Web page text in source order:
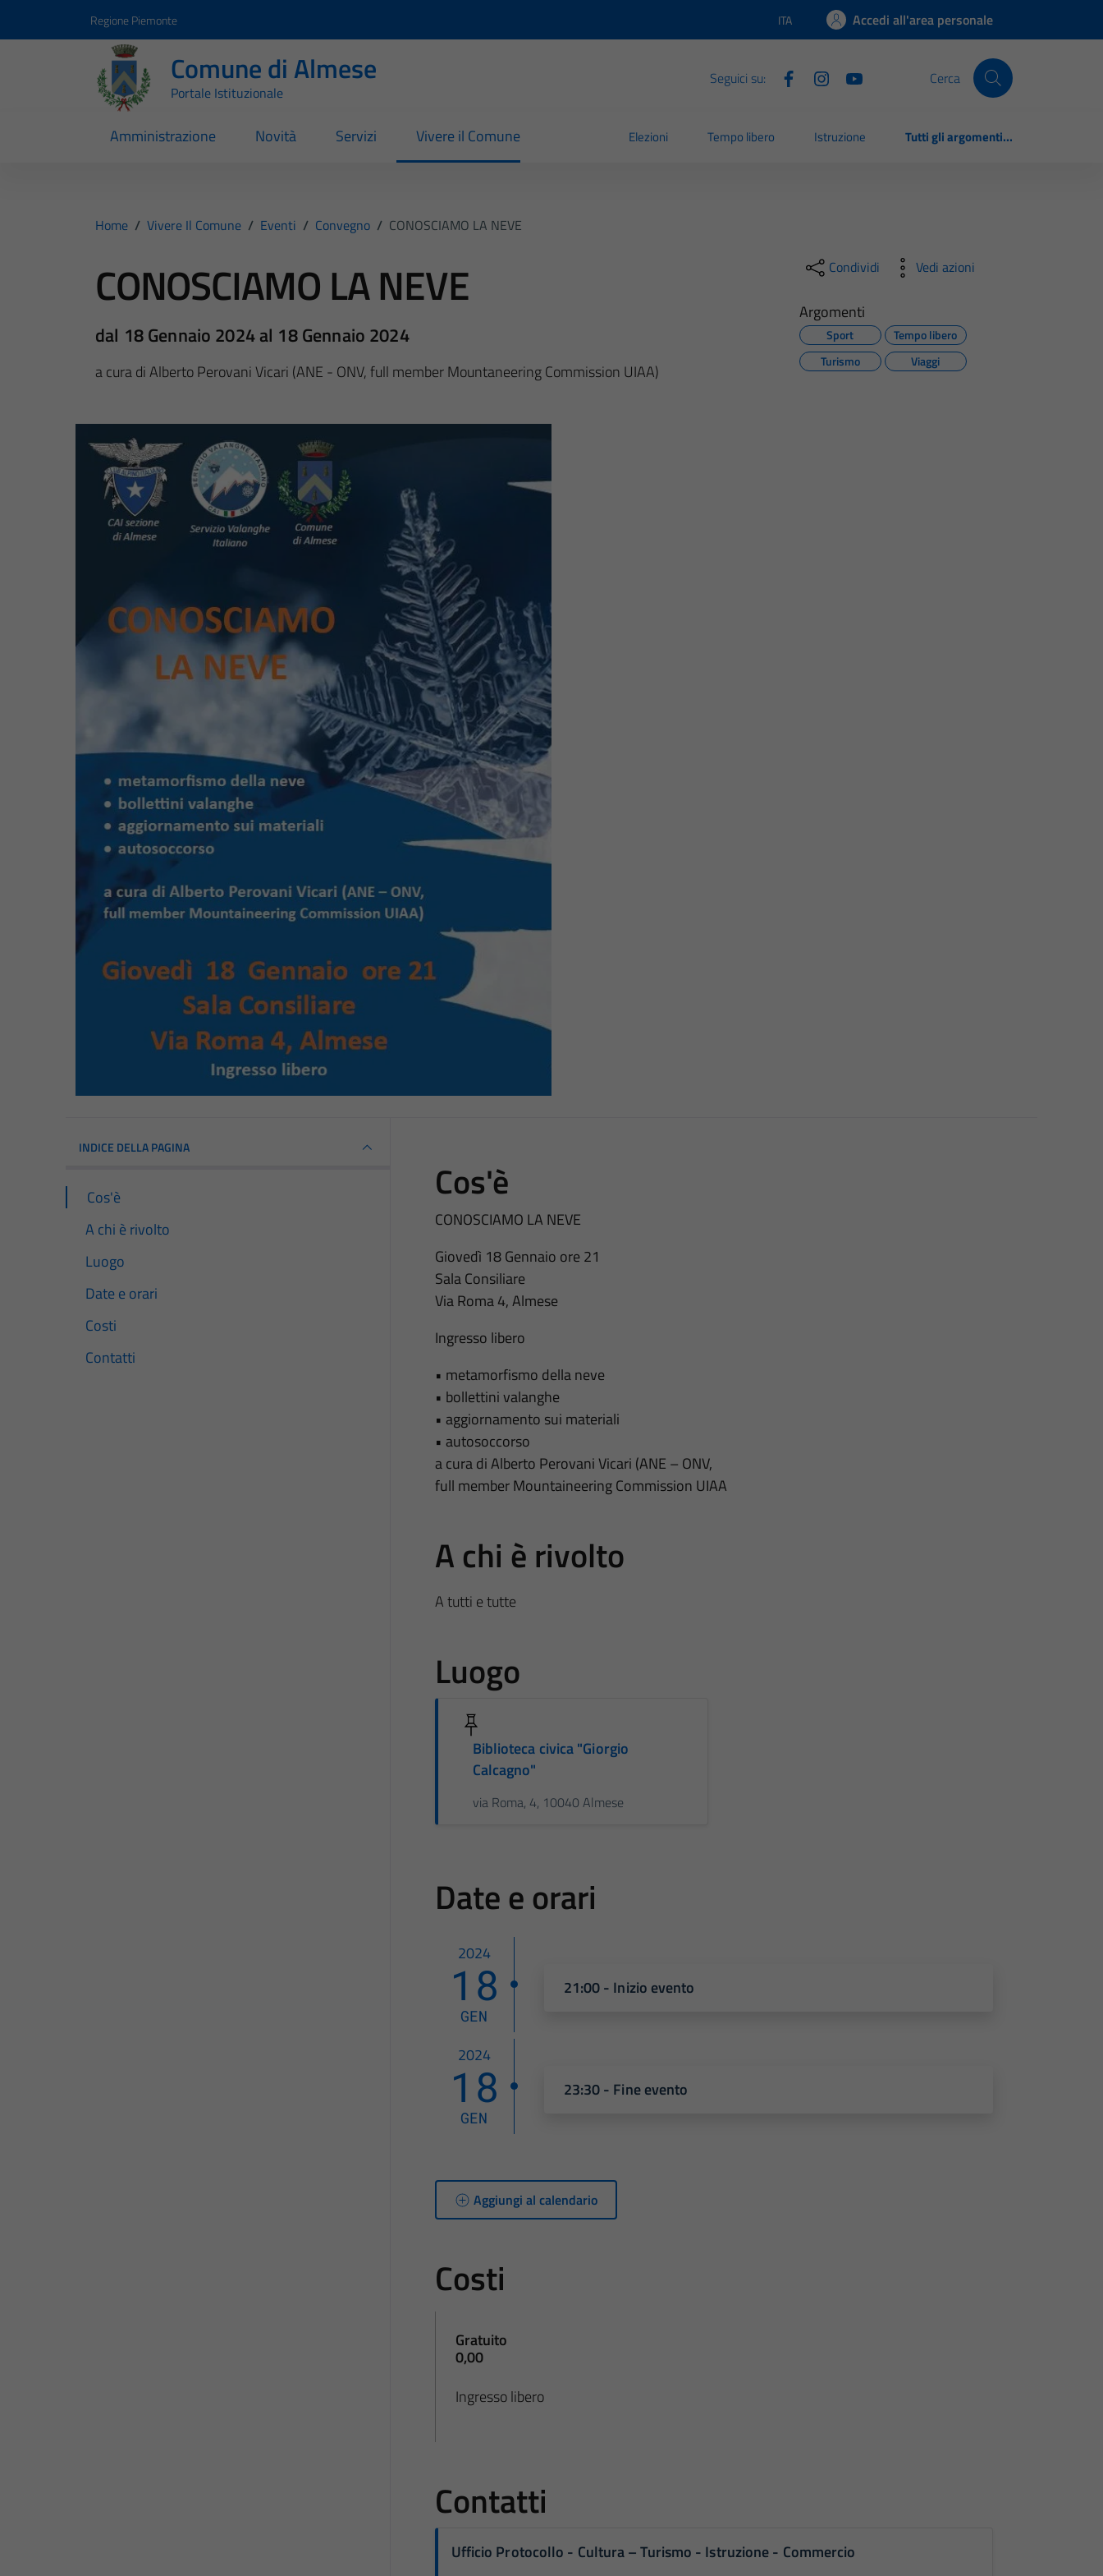
Regione Piemonte Lingua attiva:
ITA Accedi all'area personale
Comune di Almese
Portale Istituzionale
Seguici su: Cerca
Amministrazione Novità Servizi Vivere il Comune Elezioni Tempo libero Istruzione Tutti gli argomenti...
Home / Vivere Il Comune / Eventi / Convegno / CONOSCIAMO LA NEVE
CONOSCIAMO LA NEVE
dal 18 Gennaio 2024 al 18 Gennaio 2024
a cura di Alberto Perovani Vicari (ANE - ONV, full member Mountaneering Commission UIAA)
Condividi Vedi azioni
Argomenti
Sport
Tempo libero
Turismo
Viaggi
INDICE DELLA PAGINA
Cos'è
A chi è rivolto
Luogo
Date e orari
Costi
Contatti
Cos'è
CONOSCIAMO LA NEVE
Giovedì 18 Gennaio ore 21
Sala Consiliare
Via Roma 4, Almese
Ingresso libero
• metamorfismo della neve
• bollettini valanghe
• aggiornamento sui materiali
• autosoccorso
a cura di Alberto Perovani Vicari (ANE – ONV,
full member Mountaineering Commission UIAA
A chi è rivolto
A tutti e tutte
Luogo
Biblioteca civica "Giorgio
Calcagno"
via Roma, 4, 10040 Almese
Date e orari
2024
18
GEN
21:00 - Inizio evento
2024
18
GEN
23:30 - Fine evento
Aggiungi al calendario
Costi
Gratuito
0,00
Ingresso libero
Contatti
Ufficio Protocollo - Cultura – Turismo - Istruzione - Commercio